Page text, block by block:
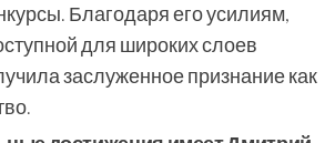
Благодаря его усилиям,
для широких слоев
заслуженное признание как